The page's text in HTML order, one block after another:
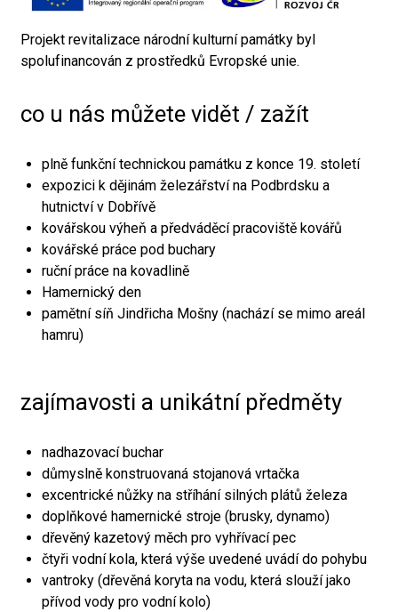
Projekt revitalizace národní kulturní památky byl
spolufinancován z prostředků Evropské unie.
co u nás můžete vidět / zažít
plně funkční technickou památku z konce 19. století
expozici k dějinám železářství na Podbrdsku a
hutnictví v Dobřívě
kovářskou výheň a předváděcí pracoviště kovářů
kovářské práce pod buchary
ruční práce na kovadlině
Hamernický den
pamětní síň Jindřicha Mošny (nachází se mimo areál
hamru)
zajímavosti a unikátní předměty
nadhazovací buchar
důmyslně konstruovaná stojanová vrtačka
excentrické nůžky na stříhání silných plátů železa
doplňkové hamernické stroje (brusky, dynamo)
dřevěný kazetový měch pro vyhřívací pec
čtyři vodní kola, která výše uvedené uvádí do pohybu
vantroky (dřevěná koryta na vodu, která slouží jako
přívod vody pro vodní kolo)